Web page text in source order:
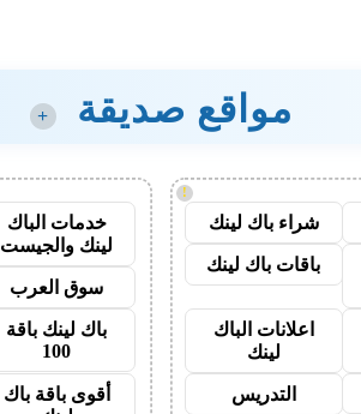
مواقع صديقة +
!
شراء باك لينك
باقات باك لينك
اعلانات الباك
لينك
التدريس
خدمات الباك
لينك والجيست
سوق العرب
باك لينك باقة
100
أقوى باقة باك